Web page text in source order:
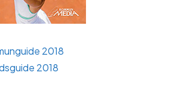
2018
2018